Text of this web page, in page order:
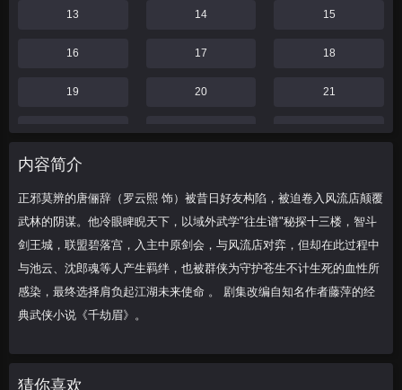
13 14 15
16 17 18
19 20 21
22 23 24
25
28 29 30
31 32 33
34 35 36
37
40
内容简介
正邪莫辨的唐俪辞（罗云熙 饰）被昔日好友构陷，被迫卷入风流店颠覆
武林的阴谋。他冷眼睥睨天下，以域外武学"往生谱"秘探十三楼，智斗
剑王城，联盟碧落宫，入主中原剑会，与风流店对弈，但却在此过程中
与池云、沈郎魂等人产生羁绊，也被群侠为守护苍生不计生死的血性所
感染，最终选择肩负起江湖未来使命 。 剧集改编自知名作者藤萍的经
典武侠小说《千劫眉》。
猜你喜欢